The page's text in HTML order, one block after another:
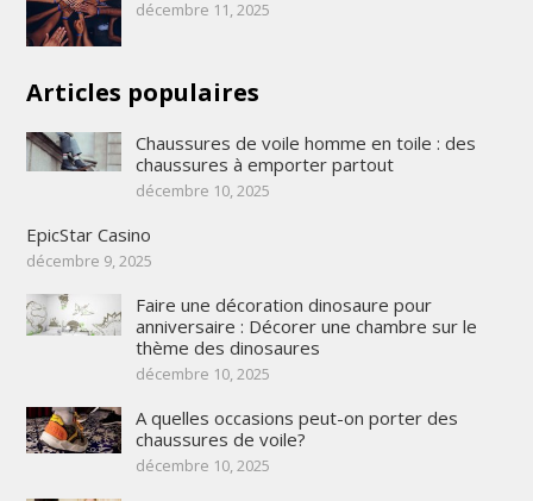
décembre 11, 2025
Articles populaires
Chaussures de voile homme en toile : des
chaussures à emporter partout
décembre 10, 2025
EpicStar Casino
décembre 9, 2025
Faire une décoration dinosaure pour
anniversaire : Décorer une chambre sur le
thème des dinosaures
décembre 10, 2025
A quelles occasions peut-on porter des
chaussures de voile?
décembre 10, 2025